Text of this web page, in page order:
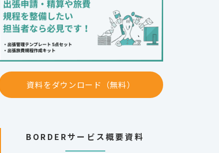
資料をダウンロード（無料）
BORDERサービス概要資料